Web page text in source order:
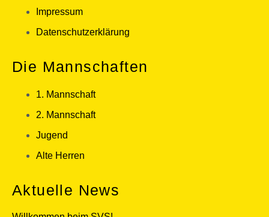
Impressum
Datenschutzerklärung
Die Mannschaften
1. Mannschaft
2. Mannschaft
Jugend
Alte Herren
Aktuelle News